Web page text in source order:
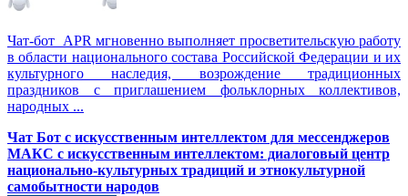
Чат-бот APR мгновенно выполняет просветительскую работу
в области национального состава Российской Федерации и их
культурного наследия, возрождение традиционных
праздников с приглашением фольклорных коллективов,
народных ...
Чат Бот с искусственным интеллектом для мессенджеров
МАКС с искусственным интеллектом: диалоговый центр
национально-культурных традиций и этнокультурной
самобытности народов